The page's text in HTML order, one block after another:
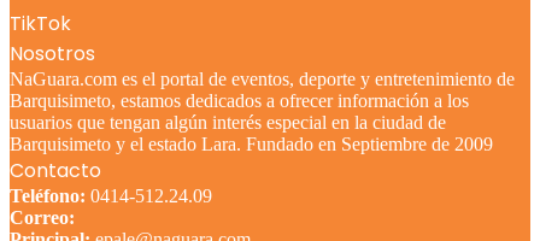
TikTok
Nosotros
NaGuara.com es el portal de eventos, deporte y entretenimiento de
Barquisimeto, estamos dedicados a ofrecer información a los
usuarios que tengan algún interés especial en la ciudad de
Barquisimeto y el estado Lara. Fundado en Septiembre de 2009
Contacto
Teléfono: 0414-512.24.09
Correo: